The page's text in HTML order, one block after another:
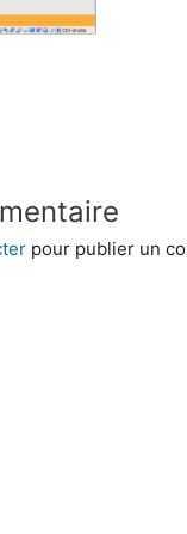
pour publier un